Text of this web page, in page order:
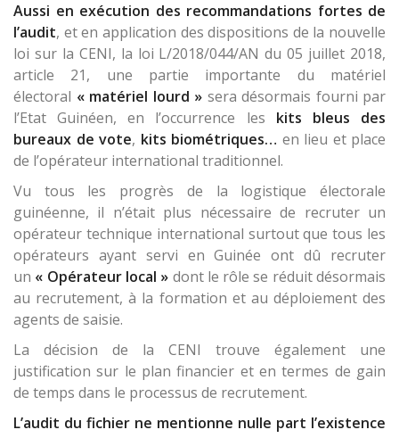
Aussi en exécution des recommandations fortes de
l’audit, et en application des dispositions de la nouvelle
loi sur la CENI, la loi L/2018/044/AN du 05 juillet 2018,
article 21, une partie importante du matériel
électoral « matériel lourd » sera désormais fourni par
l’Etat Guinéen, en l’occurrence les kits bleus des
bureaux de vote, kits biométriques… en lieu et place
de l’opérateur international traditionnel.
Vu tous les progrès de la logistique électorale
guinéenne, il n’était plus nécessaire de recruter un
opérateur technique international surtout que tous les
opérateurs ayant servi en Guinée ont dû recruter
un « Opérateur local » dont le rôle se réduit désormais
au recrutement, à la formation et au déploiement des
agents de saisie.
La décision de la CENI trouve également une
justification sur le plan financier et en termes de gain
de temps dans le processus de recrutement.
L’audit du fichier ne mentionne nulle part l’existence